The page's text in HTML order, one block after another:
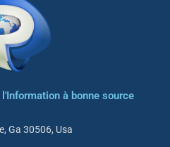
à bonne source
Ga 30506, Usa